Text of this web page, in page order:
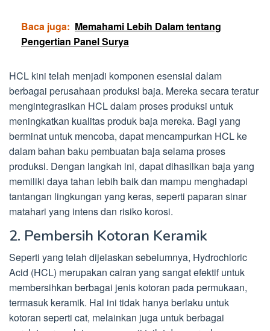
Baca juga: Memahami Lebih Dalam tentang
Pengertian Panel Surya
HCL kini telah menjadi komponen esensial dalam
berbagai perusahaan produksi baja. Mereka secara teratur
mengintegrasikan HCL dalam proses produksi untuk
meningkatkan kualitas produk baja mereka. Bagi yang
berminat untuk mencoba, dapat mencampurkan HCL ke
dalam bahan baku pembuatan baja selama proses
produksi. Dengan langkah ini, dapat dihasilkan baja yang
memiliki daya tahan lebih baik dan mampu menghadapi
tantangan lingkungan yang keras, seperti paparan sinar
matahari yang intens dan risiko korosi.
2. Pembersih Kotoran Keramik
Seperti yang telah dijelaskan sebelumnya, Hydrochloric
Acid (HCL) merupakan cairan yang sangat efektif untuk
membersihkan berbagai jenis kotoran pada permukaan,
termasuk keramik. Hal ini tidak hanya berlaku untuk
kotoran seperti cat, melainkan juga untuk berbagai